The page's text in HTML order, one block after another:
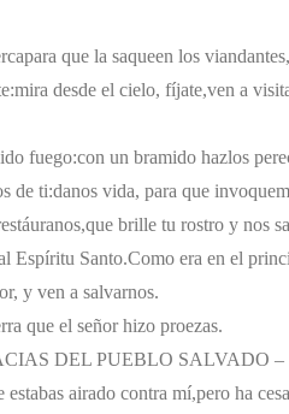
para que la saqueen los viandantes,
mira desde el cielo, fíjate,ven a
fuego:con un bramido hazlos
de ti:danos vida, para que
que brille tu rostro y nos
Espíritu Santo.Como era en el
y ven a salvarnos.
que el señor hizo proezas.
DEL PUEBLO SALVADO –
estabas airado contra mí,pero ha